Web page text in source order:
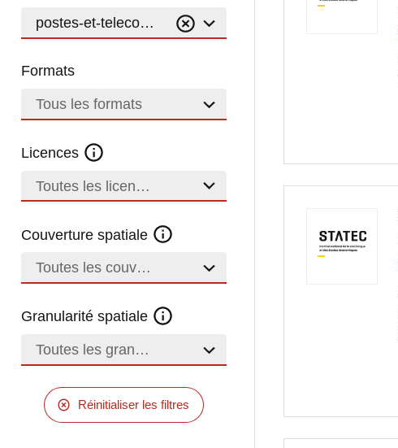
postes-et-telecommunications
Formats
Tous les formats
Licences
Toutes les licences
Couverture spatiale
Toutes les couvertures
Granularité spatiale
Toutes les granularités
Réinitialiser les filtres